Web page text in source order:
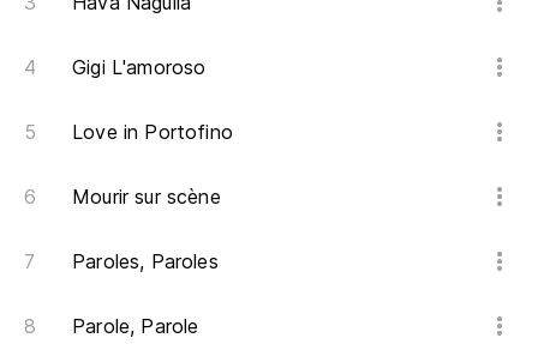
Gigi L'amoroso
Love in Portofino
Mourir sur scène
Paroles, Paroles
Parole, Parole